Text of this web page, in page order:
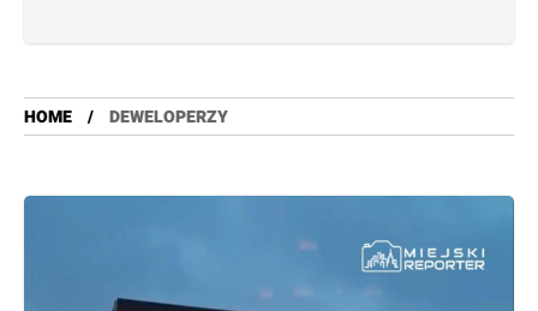
HOME DEWELOPERZY